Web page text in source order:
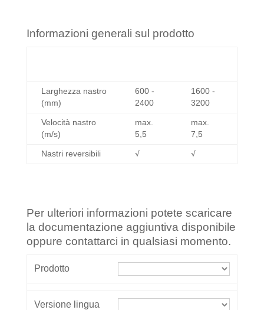
Informazioni generali sul prodotto
Larghezza nastro
(mm)
600 -
2400
1600 -
3200
Velocità nastro
(m/s)
max.
5,5
max.
7,5
Nastri reversibili √ √
Per ulteriori informazioni potete scaricare
la documentazione aggiuntiva disponibile
oppure contattarci in qualsiasi momento.
Prodotto
Versione lingua